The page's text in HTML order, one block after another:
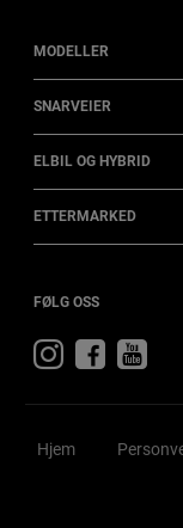
MODELLER
SNARVEIER
ELBIL OG HYBRID
ETTERMARKED
FØLG OSS
Besøk
på
Besøk
på på
Hjem